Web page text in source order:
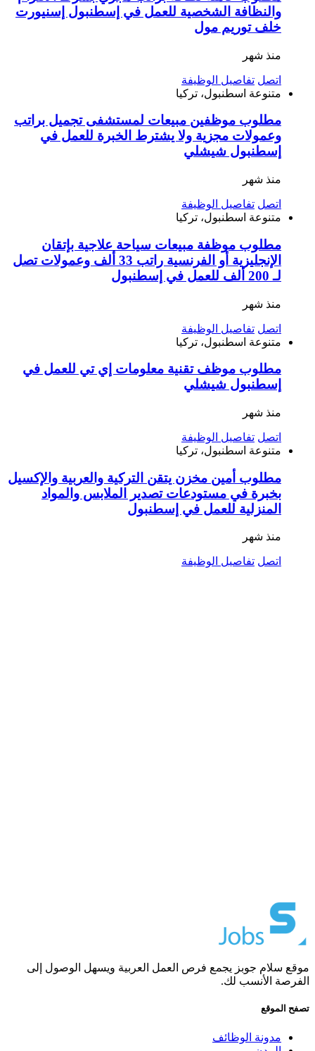
والنظافة الشخصية للعمل في إسطنبول إسنيورت
خلف توريم مول
منذ شهر
اتصل تفاصيل الوظيفة
متنوعة اسطنبول، تركيا
مطلوب موظفين مبيعات لمستشفى تجميل براتب
وعمولات مجزية ولا يشترط الخبرة للعمل في
إسطنبول شيشلي
منذ شهر
اتصل تفاصيل الوظيفة
متنوعة اسطنبول، تركيا
مطلوب موظفة مبيعات سياحة علاجية بإتقان
الإنجليزية أو الفرنسية راتب 33 ألف وعمولات تصل
لـ 200 ألف للعمل في إسطنبول
منذ شهر
اتصل تفاصيل الوظيفة
متنوعة اسطنبول، تركيا
مطلوب موظف تقنية معلومات إي تي للعمل في
إسطنبول شيشلي
منذ شهر
اتصل تفاصيل الوظيفة
متنوعة اسطنبول، تركيا
مطلوب أمين مخزن يتقن التركية والعربية والإكسيل
بخبرة في مستودعات تصدير الملابس والمواد
المنزلية للعمل في إسطنبول
منذ شهر
اتصل تفاصيل الوظيفة
موقع سلام جوبز يجمع فرص العمل العربية ويسهل الوصول إلى
الفرصة الأنسب لك.
تصفح الموقع
مدونة الوظائف